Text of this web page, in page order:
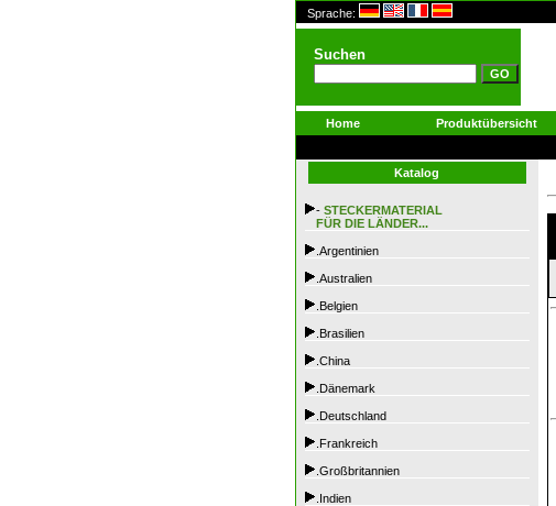
Sprache:
Suchen
Home Produktübersicht
Katalog
- STECKERMATERIAL
FÜR DIE LÄNDER...
.Argentinien
.Australien
.Belgien
.Brasilien
.China
.Dänemark
.Deutschland
.Frankreich
.Großbritannien
.Indien